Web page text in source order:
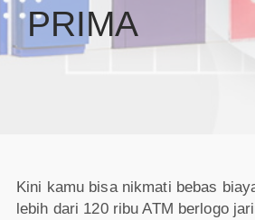
PRIMA
Kini kamu bisa nikmati bebas
lebih dari 120 ribu ATM berlogo